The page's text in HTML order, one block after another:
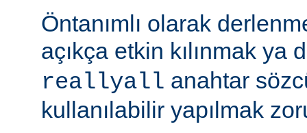
Öntanımlı olarak
açıkça etkin kılınmak ya
reallyall anahtar
kullanılabilir yapılmak